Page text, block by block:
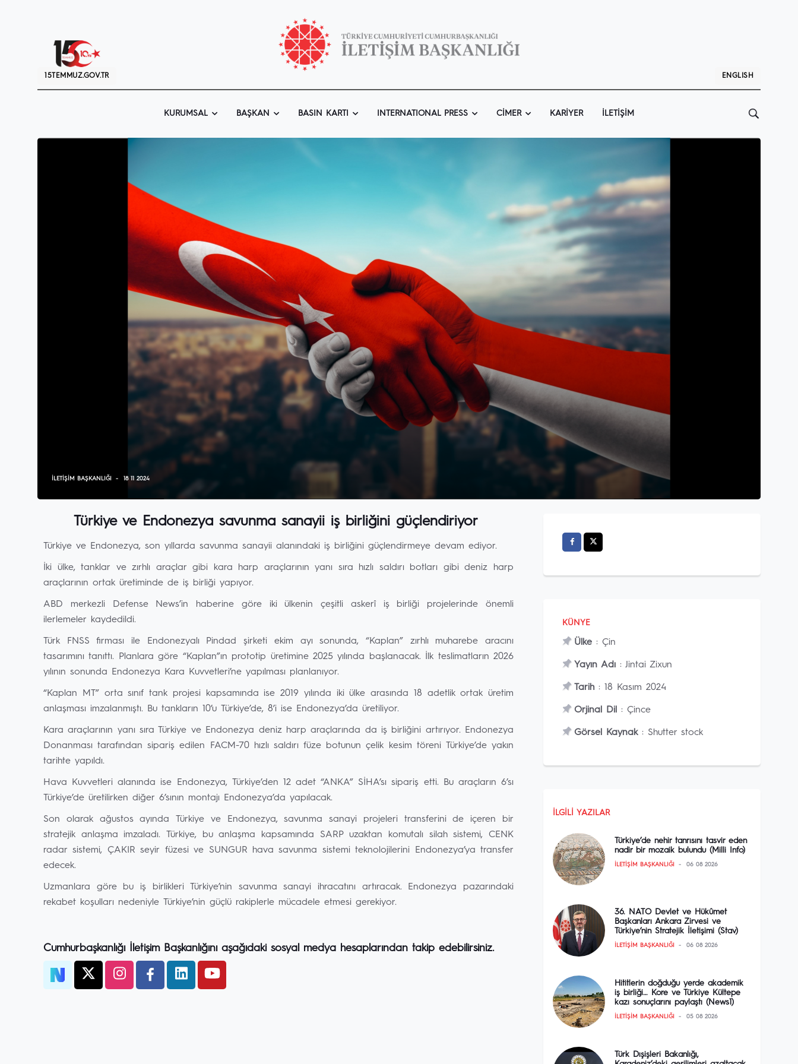
15TEMMUZ.GOV.TR ENGLISH
KURUMSAL BAŞKAN BASIN KARTI INTERNATIONAL PRESS CIMER KARIYER İLETIŞIM
İLETIŞIM BAŞKANLIĞI 18 11 2024
Türkiye ve Endonezya savunma sanayii iş birliğini güçlendiriyor
Türkiye ve Endonezya, son yıllarda savunma sanayii alanındaki iş birliğini güçlendirmeye devam ediyor.
İki ülke, tanklar ve zırhlı araçlar gibi kara harp araçlarının yanı sıra hızlı saldırı botları gibi deniz harp
araçlarının ortak üretiminde de iş birliği yapıyor.
ABD merkezli Defense News’in haberine göre iki ülkenin çeşitli askerî iş birliği projelerinde önemli
ilerlemeler kaydedildi.
Türk FNSS firması ile Endonezyalı Pindad şirketi ekim ayı sonunda, “Kaplan” zırhlı muharebe aracını
tasarımını tanıttı. Planlara göre “Kaplan”ın prototip üretimine 2025 yılında başlanacak. İlk teslimatların 2026
yılının sonunda Endonezya Kara Kuvvetleri’ne yapılması planlanıyor.
“Kaplan MT” orta sınıf tank projesi kapsamında ise 2019 yılında iki ülke arasında 18 adetlik ortak üretim
anlaşması imzalanmıştı. Bu tankların 10’u Türkiye’de, 8’i ise Endonezya’da üretiliyor.
Kara araçlarının yanı sıra Türkiye ve Endonezya deniz harp araçlarında da iş birliğini artırıyor. Endonezya
Donanması tarafından sipariş edilen FACM-70 hızlı saldırı füze botunun çelik kesim töreni Türkiye’de yakın
tarihte yapıldı.
Hava Kuvvetleri alanında ise Endonezya, Türkiye’den 12 adet “ANKA” SİHA’sı sipariş etti. Bu araçların 6’sı
Türkiye’de üretilirken diğer 6’sının montajı Endonezya’da yapılacak.
Son olarak ağustos ayında Türkiye ve Endonezya, savunma sanayi projeleri transferini de içeren bir
stratejik anlaşma imzaladı. Türkiye, bu anlaşma kapsamında SARP uzaktan komutalı silah sistemi, CENK
radar sistemi, ÇAKIR seyir füzesi ve SUNGUR hava savunma sistemi teknolojilerini Endonezya’ya transfer
edecek.
Uzmanlara göre bu iş birlikleri Türkiye’nin savunma sanayi ihracatını artıracak. Endonezya pazarındaki
rekabet koşulları nedeniyle Türkiye’nin güçlü rakiplerle mücadele etmesi gerekiyor.
Cumhurbaşkanlığı İletişim Başkanlığını aşağıdaki sosyal medya hesaplarından takip edebilirsiniz.
KÜNYE
Ülke : Çin
Yayın Adı : Jintai Zixun
Tarih : 18 Kasım 2024
Orjinal Dil : Çince
Görsel Kaynak: Shutter stock
İLGILI YAZILAR
Türkiye’de nehir tanrısını tasvir eden
nadir bir mozaik bulundu (Milli Info)
İLETIŞIM BAŞKANLIĞI 06 08 2026
36. NATO Devlet ve Hükûmet
Başkanları Ankara Zirvesi ve
Türkiye’nin Stratejik İletişimi (Stav)
İLETIŞIM BAŞKANLIĞI 06 08 2026
Hititlerin doğduğu yerde akademik
iş birliği… Kore ve Türkiye Kültepe
kazı sonuçlarını paylaştı (News1)
İLETIŞIM BAŞKANLIĞI 05 08 2026
Türk Dışişleri Bakanlığı,